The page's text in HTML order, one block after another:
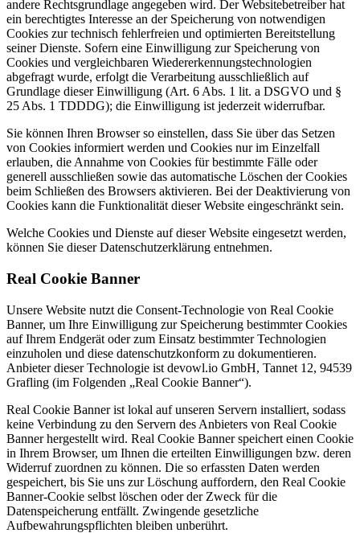
andere Rechtsgrundlage angegeben wird. Der Websitebetreiber hat
ein berechtigtes Interesse an der Speicherung von notwendigen
Cookies zur technisch fehlerfreien und optimierten Bereitstellung
seiner Dienste. Sofern eine Einwilligung zur Speicherung von
Cookies und vergleichbaren Wiedererkennungstechnologien
abgefragt wurde, erfolgt die Verarbeitung ausschließlich auf
Grundlage dieser Einwilligung (Art. 6 Abs. 1 lit. a DSGVO und §
25 Abs. 1 TDDDG); die Einwilligung ist jederzeit widerrufbar.
Sie können Ihren Browser so einstellen, dass Sie über das Setzen
von Cookies informiert werden und Cookies nur im Einzelfall
erlauben, die Annahme von Cookies für bestimmte Fälle oder
generell ausschließen sowie das automatische Löschen der Cookies
beim Schließen des Browsers aktivieren. Bei der Deaktivierung von
Cookies kann die Funktionalität dieser Website eingeschränkt sein.
Welche Cookies und Dienste auf dieser Website eingesetzt werden,
können Sie dieser Datenschutzerklärung entnehmen.
Real Cookie Banner
Unsere Website nutzt die Consent-Technologie von Real Cookie
Banner, um Ihre Einwilligung zur Speicherung bestimmter Cookies
auf Ihrem Endgerät oder zum Einsatz bestimmter Technologien
einzuholen und diese datenschutzkonform zu dokumentieren.
Anbieter dieser Technologie ist devowl.io GmbH, Tannet 12, 94539
Grafling (im Folgenden „Real Cookie Banner“).
Real Cookie Banner ist lokal auf unseren Servern installiert, sodass
keine Verbindung zu den Servern des Anbieters von Real Cookie
Banner hergestellt wird. Real Cookie Banner speichert einen Cookie
in Ihrem Browser, um Ihnen die erteilten Einwilligungen bzw. deren
Widerruf zuordnen zu können. Die so erfassten Daten werden
gespeichert, bis Sie uns zur Löschung auffordern, den Real Cookie
Banner-Cookie selbst löschen oder der Zweck für die
Datenspeicherung entfällt. Zwingende gesetzliche
Aufbewahrungspflichten bleiben unberührt.